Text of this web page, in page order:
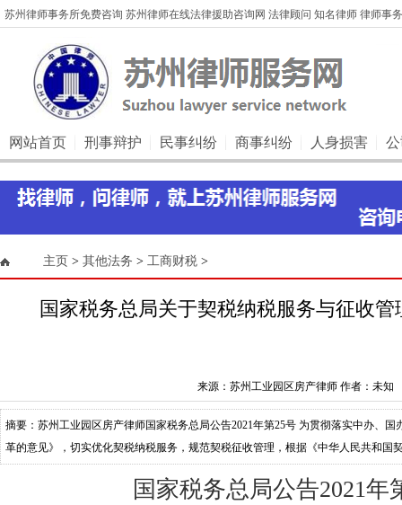
苏州律师事务所免费咨询 苏州律师在线法律援助咨询网 法律顾问 知名律师 律师事
网站首页 刑事辩护 民事纠纷 商事纠纷 人身损害
主页 > 其他法务 > 工商财税 >
国家税务总局关于契税纳税服务与征收
来源：苏州工业园区房产律师 作者：未知
摘要：苏州工业园区房产律师国家税务总局公告2021年第25号 为贯彻落实中办、
革的意见》，切实优化契税纳税服务，规范契税征收管理，根据《中华人民共和国
国家税务总局公告2021年